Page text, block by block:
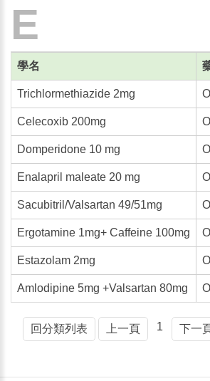
E
學名
Trichlormethiazide 2mg
Celecoxib 200mg
Domperidone 10 mg
Enalapril maleate 20 mg
Sacubitril/Valsartan 49/51mg
Ergotamine 1mg+ Caffeine 100mg
Estazolam 2mg
Amlodipine 5mg +Valsartan 80mg
回分類列表 上一頁 1 下一